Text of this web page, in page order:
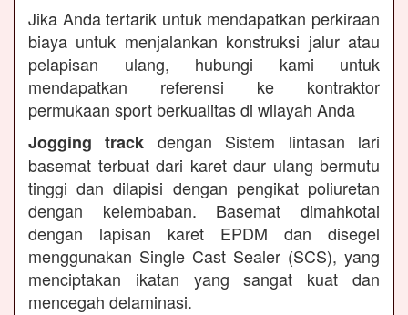
Jika Anda tertarik untuk mendapatkan perkiraan
biaya untuk menjalankan konstruksi jalur atau
pelapisan ulang, hubungi kami untuk
mendapatkan referensi ke kontraktor
permukaan sport berkualitas di wilayah Anda
Jogging track dengan Sistem lintasan lari
basemat terbuat dari karet daur ulang bermutu
tinggi dan dilapisi dengan pengikat poliuretan
dengan kelembaban. Basemat dimahkotai
dengan lapisan karet EPDM dan disegel
menggunakan Single Cast Sealer (SCS), yang
menciptakan ikatan yang sangat kuat dan
mencegah delaminasi.